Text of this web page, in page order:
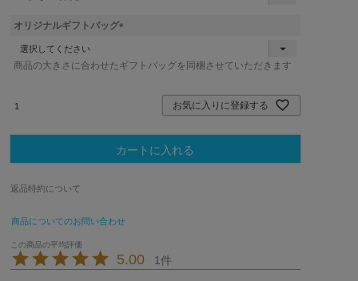
須
オリジナルギフトバッグ
須
商品の大きさに合わせたギフトバッグを同梱させていただきます
お気に入りに登録する
カートに入れる
返品特約について
商品についてのお問い合わせ
5.00 1